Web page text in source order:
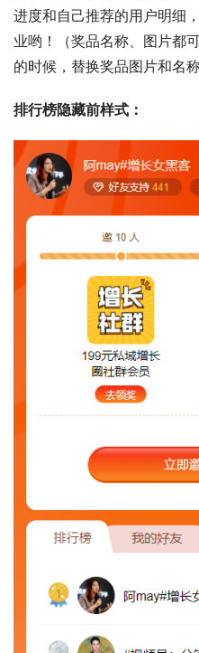
进度和自己推荐的用户明细
业哟！（奖品名称、图片都
的时候，替换奖品图片和名
排行榜隐藏前样式：